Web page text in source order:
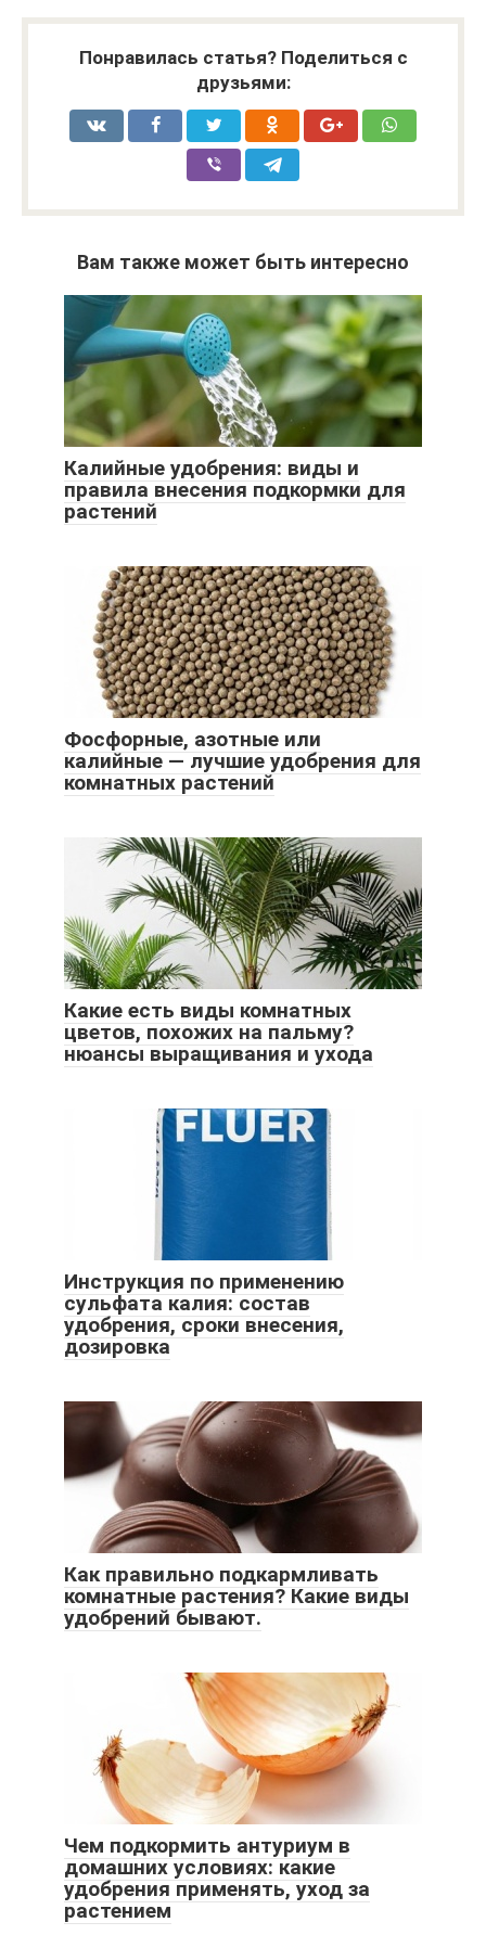
Понравилась статья? Поделиться с
друзьями:
Вам также может быть интересно
Калийные удобрения: виды и
правила внесения подкормки для
растений
Фосфорные, азотные или
калийные — лучшие удобрения для
комнатных растений
Какие есть виды комнатных
цветов, похожих на пальму?
нюансы выращивания и ухода
Инструкция по применению
сульфата калия: состав
удобрения, сроки внесения,
дозировка
Как правильно подкармливать
комнатные растения? Какие виды
удобрений бывают.
Чем подкормить антуриум в
домашних условиях: какие
удобрения применять, уход за
растением